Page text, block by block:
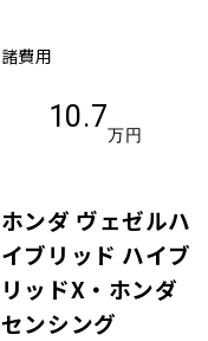
諸費用
10.7
万円
ホンダ ヴェゼルハ
イブリッド ハイブ
リッドX・ホンダ
センシング